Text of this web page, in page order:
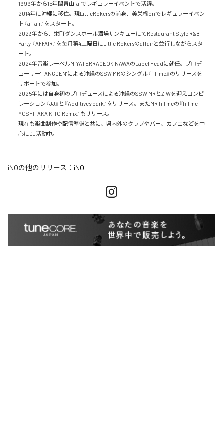
1999年から15年間青山faiでレギュラーイベントで活躍。
2014年に沖縄に移住。現LittleRokersの前身、美栄橋onでレギュラーイベン
ト『affair』をスタート。
2023年から、栄町ダンスホール酒場サンキューにてRestaurant Style R&B
Party 『AFFAIR』を毎月第4土曜日にLittle Rokersのaffairと並行しながらスタ
ート。
2024年音楽レーベルMIYATERRACEOKINAWAのLabel Headに就任。プロデ
ューサー"TANGDEN"による沖縄のSSW MRのシングル『fill me』のリリースを
サポートで参加。
2025年には自身初のプロデュースによる沖縄のSSW MRとZIWを迎えコンピ
レーション『JJ』と『Additives park』をリリース。またMR fill meの『fill me
YOSHITAKA KITO Remix』もリリース。
現在も楽曲制作や配信準備と共に、県内外のクラブやバー、カフェなどを中
心にDJ活動中。
iNOの他のリリース： iNO